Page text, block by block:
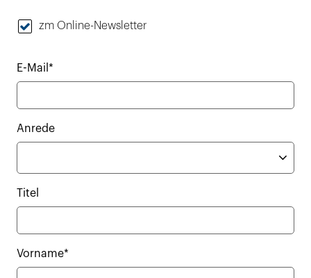
zm Online-Newsletter
E-Mail*
Anrede
Titel
Vorname*